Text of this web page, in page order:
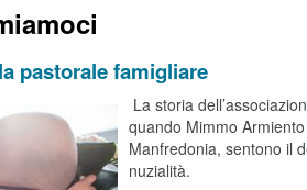
pastorale famigliare
La storia
quando Mimmo
Manfredonia, sentono il
nuzialità.